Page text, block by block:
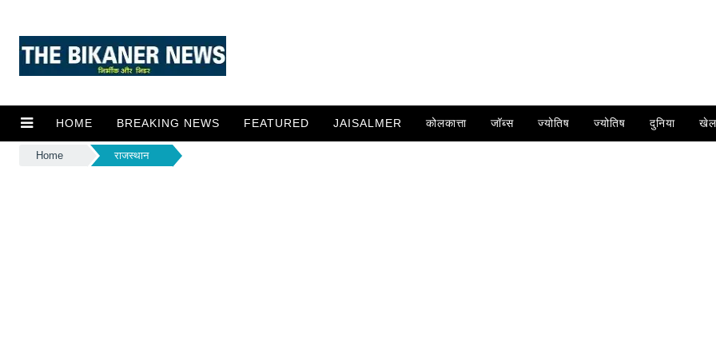
HOME BREAKING NEWS FEATURED JAISALMER कोलकात्ता जॉब्स ज्योतिष ज्योतिष दुनिया खेल
Home राजस्थान